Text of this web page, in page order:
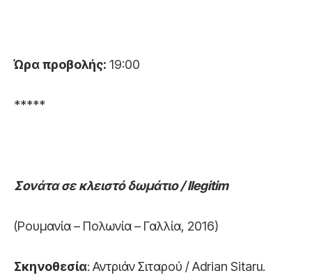
Ώρα προβολής: 19:00
*****
Σονάτα σε κλειστό δωμάτιο / Ilegitim
(Ρουμανία – Πολωνία – Γαλλία, 2016)
Σκηνοθεσία: Αντριάν Σιταρού / Adrian Sitaru.